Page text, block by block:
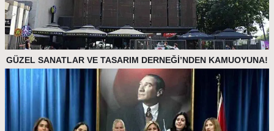
GÜZEL SANATLAR VE TASARIM DERNEĞİ’NDEN KAMUOYUNA!